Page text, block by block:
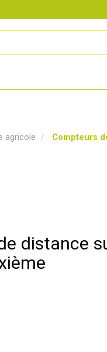
agricole Compteurs
distance